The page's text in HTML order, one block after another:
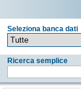
Seleziona banca dati
Ricerca semplice